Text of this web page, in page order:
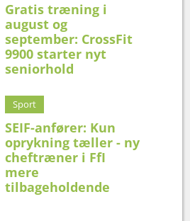
Gratis træning i
august og
september: CrossFit
9900 starter nyt
seniorhold
Sport
SEIF-anfører: Kun
oprykning tæller - ny
cheftræner i FfI
mere
tilbageholdende